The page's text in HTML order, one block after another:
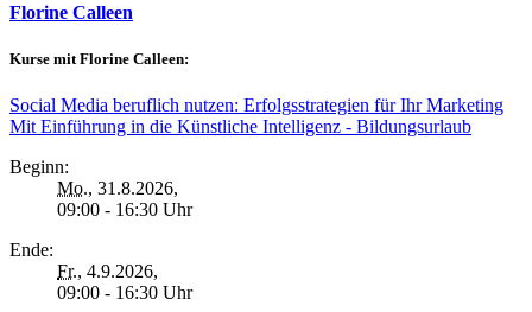
Florine Calleen
Kurse mit Florine Calleen:
Social Media beruflich nutzen: Erfolgsstrategien für Ihr Marketing
Mit Einführung in die Künstliche Intelligenz - Bildungsurlaub
Beginn:
Mo., 31.8.2026,
09:00 - 16:30 Uhr
Ende:
Fr., 4.9.2026,
09:00 - 16:30 Uhr